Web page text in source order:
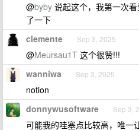
@byby 说起这个，我第一次看
了一下
clemente Sep 3, 2025
@Meursau1T 这个很赞!!!
wanniwa Sep 3, 2025
notion
donnywusoftware Sep 3,
可能我的哇塞点比较高，唯一